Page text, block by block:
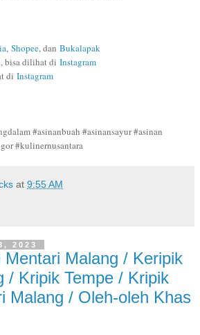
, Shopee, dan Bukalapak
bisa dilihat di Instagram
di Instagram
#asinanbuah #asinansayur #asinan
#kulinernusantara
at 9:55 AM
2023
Mentari Malang / Keripik
/ Kripik Tempe / Kripik
Malang / Oleh-oleh Khas